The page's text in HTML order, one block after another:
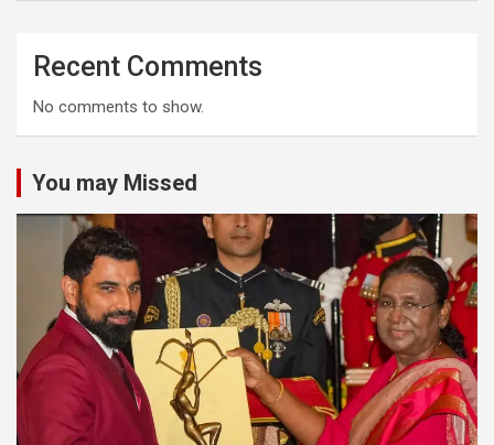
Recent Comments
No comments to show.
You may Missed